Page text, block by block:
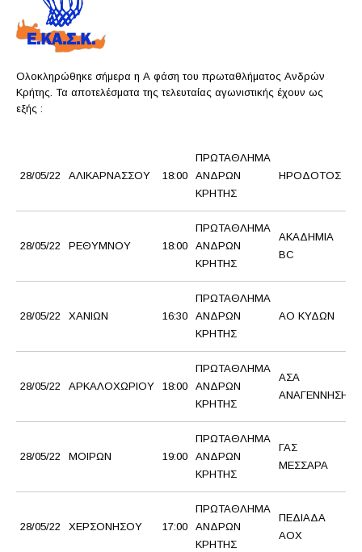
Ολοκληρώθηκε σήμερα η Α φάση του πρωταθλήματος Ανδρών
Κρήτης. Τα αποτελέσματα της τελευταίας αγωνιστικής έχουν ως
εξής :
28/05/22 ΑΛΙΚΑΡΝΑΣΣΟΥ 18:00
ΠΡΩΤΑΘΛΗΜΑ
ΑΝΔΡΩΝ
ΚΡΗΤΗΣ
ΗΡΟΔΟΤΟΣ
28/05/22 ΡΕΘΥΜΝΟΥ 18:00
ΠΡΩΤΑΘΛΗΜΑ
ΑΝΔΡΩΝ
ΚΡΗΤΗΣ
ΑΚΑΔΗΜΙΑ
BC
28/05/22 ΧΑΝΙΩΝ 16:30
ΠΡΩΤΑΘΛΗΜΑ
ΑΝΔΡΩΝ
ΚΡΗΤΗΣ
ΑΟ ΚΥΔΩΝ
28/05/22 ΑΡΚΑΛΟΧΩΡΙΟΥ 18:00
ΠΡΩΤΑΘΛΗΜΑ
ΑΝΔΡΩΝ
ΚΡΗΤΗΣ
ΑΣΑ
ΑΝΑΓΕΝΝΗΣΗ
28/05/22 ΜΟΙΡΩΝ 19:00
ΠΡΩΤΑΘΛΗΜΑ
ΑΝΔΡΩΝ
ΚΡΗΤΗΣ
ΓΑΣ
ΜΕΣΣΑΡΑ
28/05/22 ΧΕΡΣΟΝΗΣΟΥ 17:00
ΠΡΩΤΑΘΛΗΜΑ
ΑΝΔΡΩΝ
ΚΡΗΤΗΣ
ΠΕΔΙΑΔΑ
ΑΟΧ